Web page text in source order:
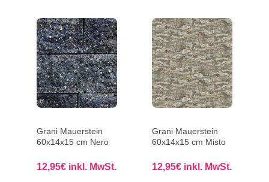
Grani Mauerstein
60x14x15 cm Nero
12,95€ inkl. MwSt.
Grani Mauerstein
60x14x15 cm Misto
12,95€ inkl. MwSt.